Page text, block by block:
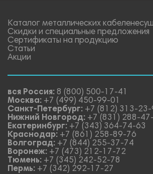
Каталог металлических
Скидки и специальные предложения
Сертификаты на продукцию
Статьи
Акции
вся Россия: 8 (800) 500-17-41
Москва: +7 (499) 450-99-01
Санкт-Петербург: +7 (812) 313-23-
Нижний Новгород: +7 (831) 288-
Екатеринбург: +7 (343) 364-74-63
Краснодар: +7 (861) 258-89-76
Волгоград: +7 (844) 255-37-74
Воронеж: +7 (473) 212-17-72
Тюмень: +7 (345) 242-52-78
Пермь: +7 (342) 292-17-27